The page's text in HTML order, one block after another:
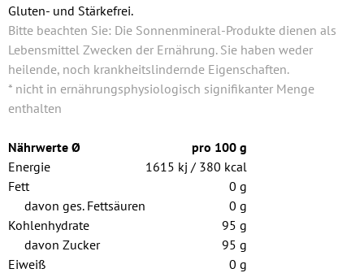
Gluten- und Stärkefrei.
Bitte beachten Sie: Die Sonnenmineral-Produkte dienen als
Lebensmittel Zwecken der Ernährung. Sie haben weder
heilende, noch krankheitslindernde Eigenschaften.
* nicht in ernährungsphysiologisch signifikanter Menge
enthalten
Nährwerte Ø
pro 100 g
Energie
1615 kj / 380 kcal
Fett
0 g
davon ges. Fettsäuren
0 g
Kohlenhydrate
95 g
davon Zucker
95 g
Eiweiß
0 g